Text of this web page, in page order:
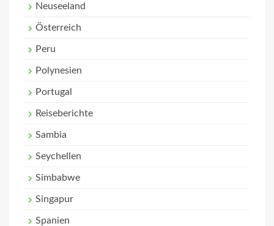
Neuseeland
Österreich
Peru
Polynesien
Portugal
Reiseberichte
Sambia
Seychellen
Simbabwe
Singapur
Spanien